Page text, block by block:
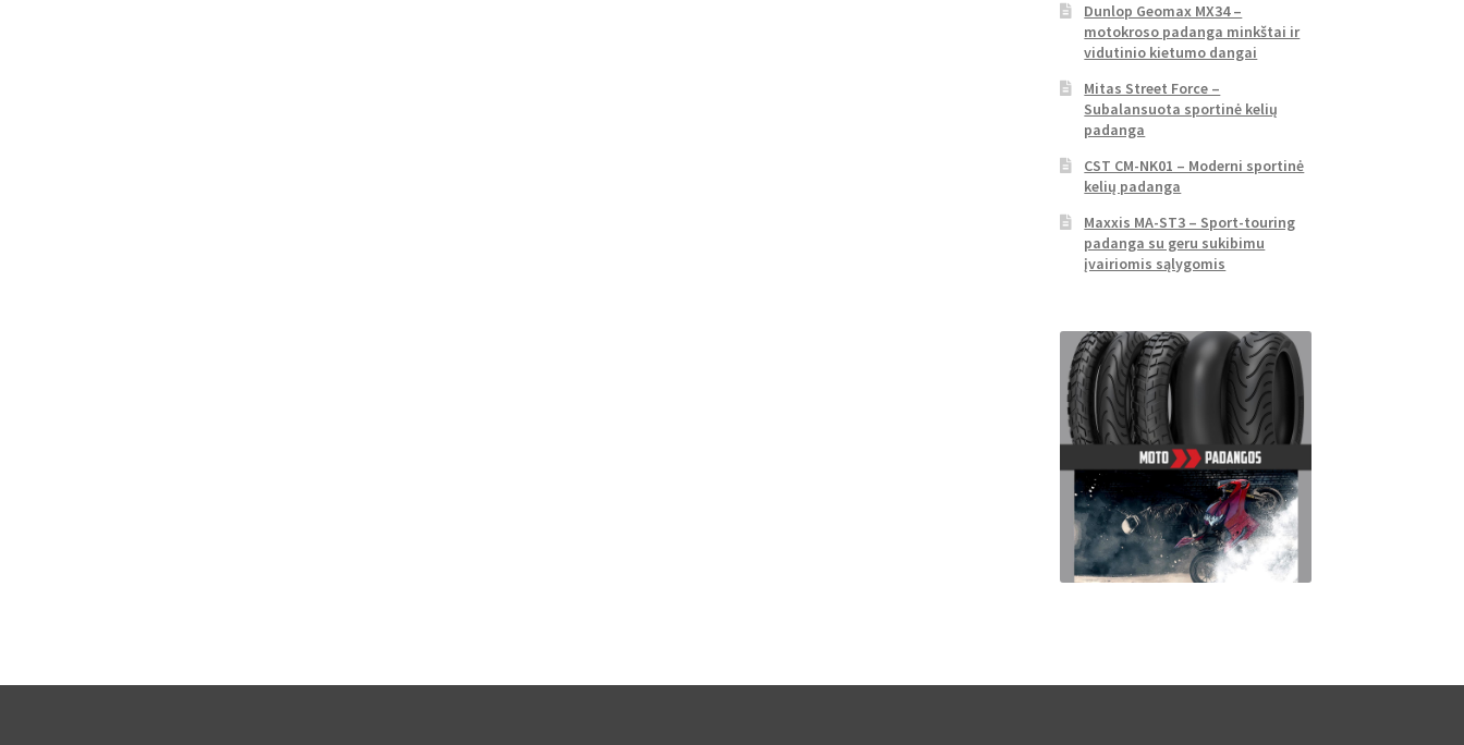
Dunlop Geomax MX34 –
motokroso padanga minkštai ir
vidutinio kietumo dangai
Mitas Street Force –
Subalansuota sportinė kelių
padanga
CST CM-NK01 – Moderni sportinė
kelių padanga
Maxxis MA-ST3 – Sport-touring
padanga su geru sukibimu
įvairiomis sąlygomis